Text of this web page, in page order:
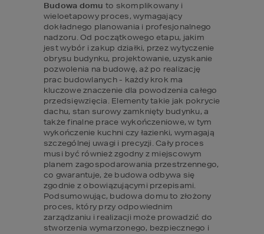
Budowa domu to skomplikowany i
wieloetapowy proces, wymagający
dokładnego planowania i profesjonalnego
nadzoru. Od początkowego etapu, jakim
jest wybór i zakup działki, przez wytyczenie
obrysu budynku, projektowanie, uzyskanie
pozwolenia na budowę, aż po realizację
prac budowlanych - każdy krok ma
kluczowe znaczenie dla powodzenia całego
przedsięwzięcia. Elementy takie jak pokrycie
dachu, stan surowy zamknięty budynku, a
także finalne prace wykończeniowe, w tym
wykończenie kuchni czy łazienki, wymagają
szczególnej uwagi i precyzji. Cały proces
musi być również zgodny z miejscowym
planem zagospodarowania przestrzennego,
co gwarantuje, że budowa odbywa się
zgodnie z obowiązującymi przepisami.
Podsumowując, budowa domu to złożony
proces, który przy odpowiednim
zarządzaniu i realizacji może prowadzić do
stworzenia wymarzonego, bezpiecznego i